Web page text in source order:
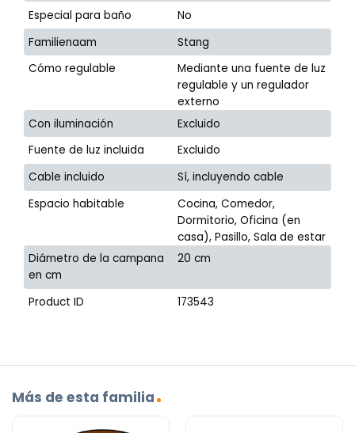
Especial para baño
No
Familienaam
Stang
Cómo regulable
Mediante una fuente de luz
regulable y un regulador
externo
Con iluminación
Excluido
Fuente de luz incluida
Excluido
Cable incluido
Sí, incluyendo cable
Espacio habitable
Cocina, Comedor,
Dormitorio, Oficina (en
casa), Pasillo, Sala de estar
Diámetro de la campana
en cm
20 cm
Product ID 173543
Más de esta familia